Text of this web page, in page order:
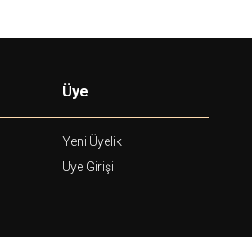
Üye
Yeni Üyelik
Üye Girişi